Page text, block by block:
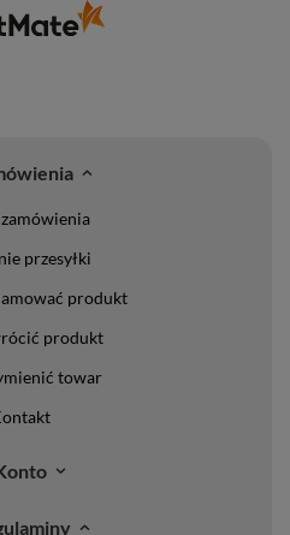
przesyłki
produkt
produkt
towar